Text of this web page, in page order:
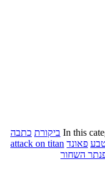
In this ביקורת כתבה
פאונד attack on titan
השחור